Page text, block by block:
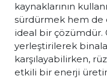
kaynaklarının
sürdürmek hem de
ideal bir çözümdür.
yerleştirilerek
karşılayabilirken,
etkili bir enerji